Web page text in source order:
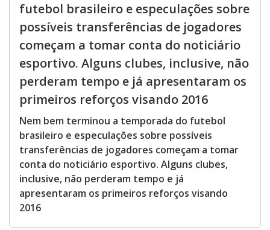
futebol brasileiro e especulações sobre
possíveis transferências de jogadores
começam a tomar conta do noticiário
esportivo. Alguns clubes, inclusive, não
perderam tempo e já apresentaram os
primeiros reforços visando 2016
Nem bem terminou a temporada do futebol
brasileiro e especulações sobre possíveis
transferências de jogadores começam a tomar
conta do noticiário esportivo. Alguns clubes,
inclusive, não perderam tempo e já
apresentaram os primeiros reforços visando
2016